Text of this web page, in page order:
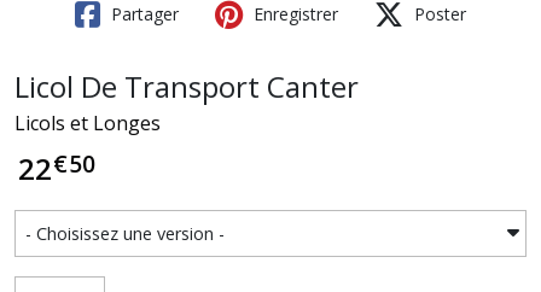
Partager Enregistrer Poster
Licol De Transport Canter
Licols et Longes
22€50